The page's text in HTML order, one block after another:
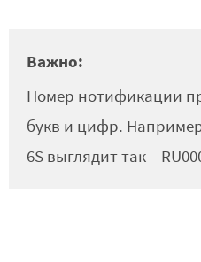
Важно:
Номер нотификации
букв и цифр.
6S выглядит так –